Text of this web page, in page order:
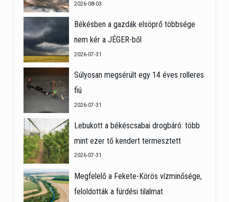
2026-08-03
Békésben a gazdák elsöprő többsége
nem kér a JÉGER-ből
2026-07-31
Súlyosan megsérült egy 14 éves rolleres
fiú
2026-07-31
Lebukott a békéscsabai drogbáró: több
mint ezer tő kendert termesztett
2026-07-31
Megfelelő a Fekete-Körös vízminősége,
feloldották a fürdési tilalmat